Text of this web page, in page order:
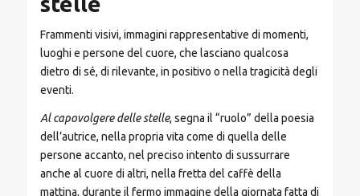
Frammenti visivi, immagini rappresentative di momenti,
luoghi e persone del cuore, che lasciano qualcosa
dietro di sé, di rilevante, in positivo o nella tragicità degli
eventi.
Al capovolgere delle stelle, segna il “ruolo” della poesia
dell’autrice, nella propria vita come di quella delle
persone accanto, nel preciso intento di sussurrare
anche al cuore di altri, nella fretta del caffè della
mattina, durante il fermo immagine della giornata fatta di